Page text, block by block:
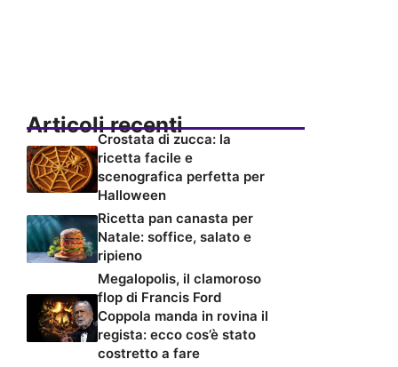
Articoli recenti
Crostata di zucca: la
ricetta facile e
scenografica perfetta per
Halloween
Ricetta pan canasta per
Natale: soffice, salato e
ripieno
Megalopolis, il clamoroso
flop di Francis Ford
Coppola manda in rovina il
regista: ecco cos’è stato
costretto a fare